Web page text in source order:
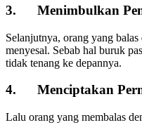
3. Menimbulkan
Selanjutnya, orang yang balas
menyesal. Sebab hal buruk
tidak tenang ke depannya.
4. Menciptakan
Lalu orang yang membalas